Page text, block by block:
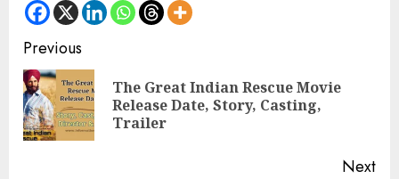
Continue
Reading
Previous
The Great Indian Rescue Movie
Release Date, Story, Casting,
Trailer
Next